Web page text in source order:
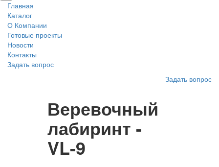
Главная
Каталог
О Компании
Готовые проекты
Новости
Контакты
Задать вопрос
Задать вопрос
Веревочный
лабиринт -
VL-9